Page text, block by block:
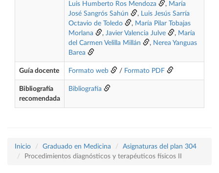
Luis Humberto Ros Mendoza
, María
José Sangrós Sahún
, Luis Jesús Sarría
Octavio de Toledo
, María Pilar Tobajas
Morlana
, Javier Valencia Julve , María
del Carmen Velilla Millán
, Nerea Yanguas
Barea
Guía docente Formato web / Formato PDF
Bibliografía
recomendada
Bibliografía
Inicio Graduado en Medicina
Asignaturas del plan 304
Procedimientos diagnósticos y terapéuticos físicos II